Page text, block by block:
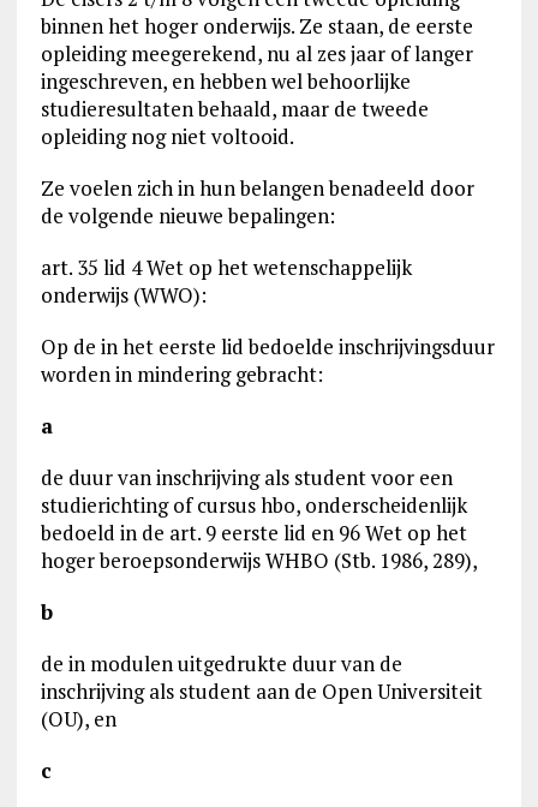
binnen het hoger onderwijs. Ze staan, de eerste
opleiding meegerekend, nu al zes jaar of langer
ingeschreven, en hebben wel behoorlijke
studieresultaten behaald, maar de tweede
opleiding nog niet voltooid.
Ze voelen zich in hun belangen benadeeld door
de volgende nieuwe bepalingen:
art. 35 lid 4 Wet op het wetenschappelijk
onderwijs (WWO):
Op de in het eerste lid bedoelde inschrijvingsduur
worden in mindering gebracht:
a
de duur van inschrijving als student voor een
studierichting of cursus hbo, onderscheidenlijk
bedoeld in de art. 9 eerste lid en 96 Wet op het
hoger beroepsonderwijs WHBO (Stb. 1986, 289),
b
de in modulen uitgedrukte duur van de
inschrijving als student aan de Open Universiteit
(OU), en
c